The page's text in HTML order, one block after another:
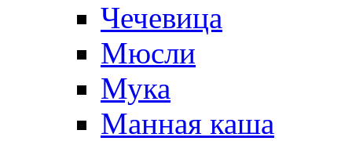
Чечевица
Мюсли
Мука
Манная каша